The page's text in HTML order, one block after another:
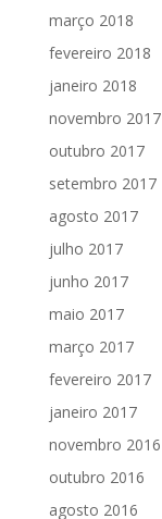
março 2018
fevereiro 2018
janeiro 2018
novembro 2017
outubro 2017
setembro 2017
agosto 2017
julho 2017
junho 2017
maio 2017
março 2017
fevereiro 2017
janeiro 2017
novembro 2016
outubro 2016
agosto 2016